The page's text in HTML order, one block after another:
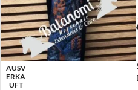
AUSV
ERKA
UFT